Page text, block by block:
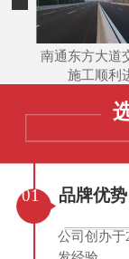
南通东方大道
施工顺利
01 品牌优势
公司创办于